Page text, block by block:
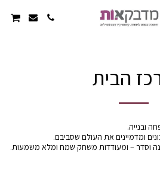
הבית
וסדר – ומעודדות משחק שמח ומלא משמעות.